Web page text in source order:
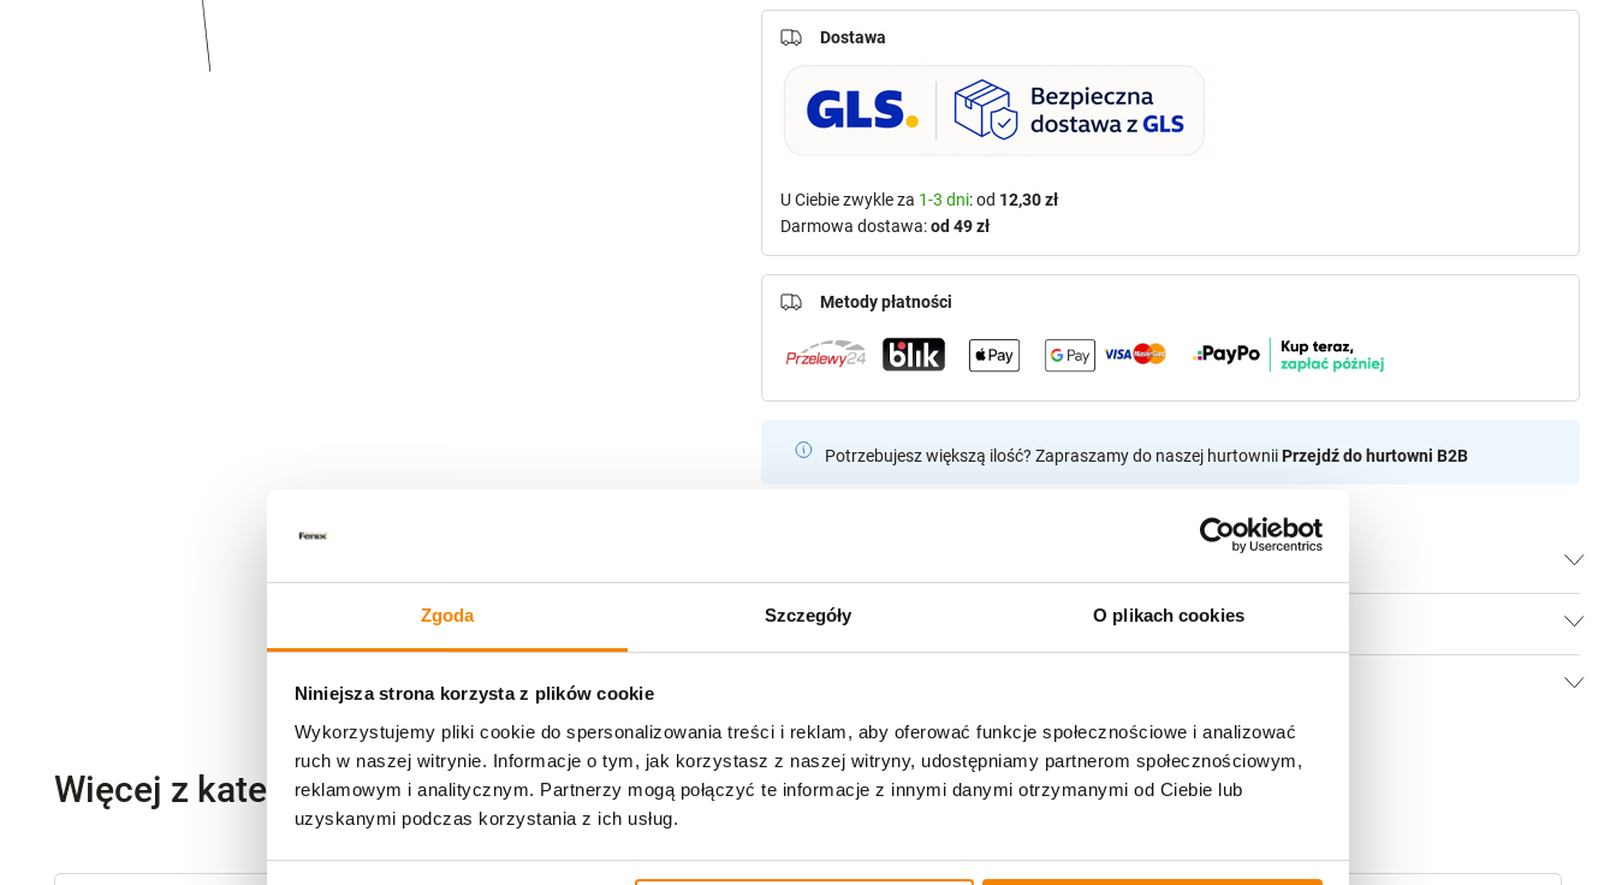
Zgoda Szczegóły O plikach cookies
Niniejsza strona korzysta z plików cookie
Wykorzystujemy pliki cookie do spersonalizowania treści i reklam, aby oferować funkcje społecznościowe i analizować
ruch w naszej witrynie. Informacje o tym, jak korzystasz z naszej witryny, udostępniamy partnerom społecznościowym,
reklamowym i analitycznym. Partnerzy mogą połączyć te informacje z innymi danymi otrzymanymi od Ciebie lub
uzyskanymi podczas korzystania z ich usług.
Potrzebujesz większą ilość? Zapraszamy do naszej hurtowniiPrzejdź do hurtowni B2B
Dostawa
U Ciebie zwykle za 1-3 dni: od 12,30 zł
Darmowa dostawa:od 49 zł
Metody płatności
Specyfikacja
Więcej z kategorii Kwiaty sztuczne